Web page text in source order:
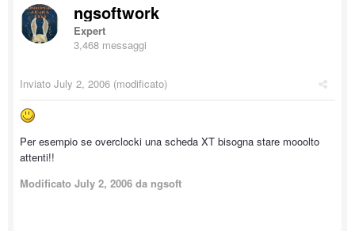
ngsoftwork
Expert
3,468 messaggi
Inviato July 2, 2006 (modificato)
Per esempio se overclocki una scheda XT bisogna stare mooolto
attenti!!
Modificato July 2, 2006 da ngsoft